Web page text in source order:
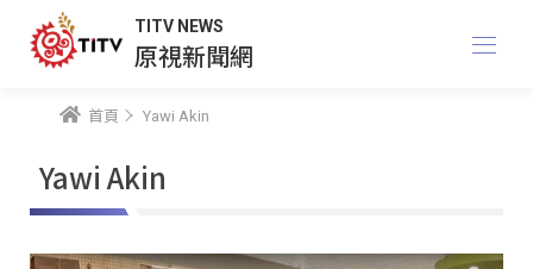
TITV NEWS
原視新聞網
首頁 Yawi Akin
Yawi Akin